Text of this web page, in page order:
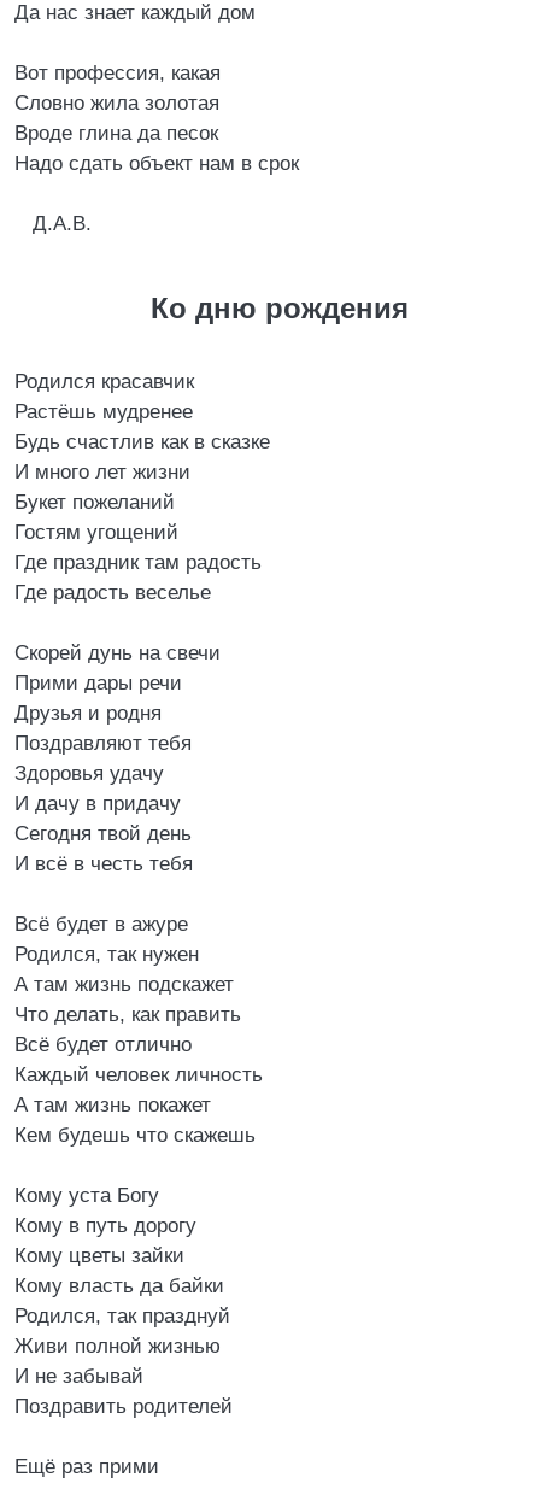
Да нас знает каждый дом
Вот профессия, какая
Словно жила золотая
Вроде глина да песок
Надо сдать объект нам в срок
Д.А.В.
Ко дню рождения
Родился красавчик
Растёшь мудренее
Будь счастлив как в сказке
И много лет жизни
Букет пожеланий
Гостям угощений
Где праздник там радость
Где радость веселье
Скорей дунь на свечи
Прими дары речи
Друзья и родня
Поздравляют тебя
Здоровья удачу
И дачу в придачу
Сегодня твой день
И всё в честь тебя
Всё будет в ажуре
Родился, так нужен
А там жизнь подскажет
Что делать, как править
Всё будет отлично
Каждый человек личность
А там жизнь покажет
Кем будешь что скажешь
Кому уста Богу
Кому в путь дорогу
Кому цветы зайки
Кому власть да байки
Родился, так празднуй
Живи полной жизнью
И не забывай
Поздравить родителей
Ещё раз прими